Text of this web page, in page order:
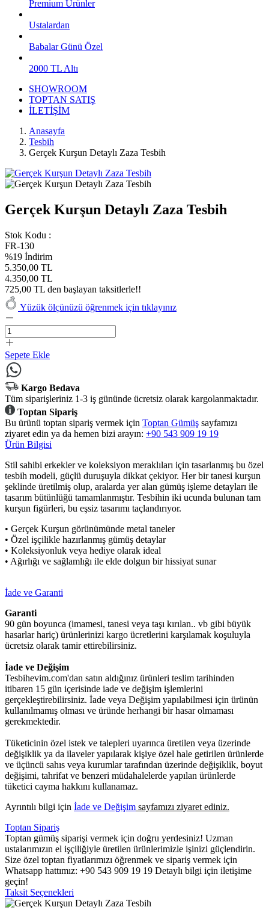
Premium Ürünler
Ustalardan
Babalar Günü Özel
2000 TL Altı
SHOWROOM
TOPTAN SATIŞ
İLETİŞİM
Anasayfa
Tesbih
Gerçek Kurşun Detaylı Zaza Tesbih
Gerçek Kurşun Detaylı Zaza Tesbih
Stok Kodu :
FR-130
%19 İndirim
5.350,00 TL
4.350,00 TL
725,00 TL den başlayan taksitlerle!!
Yüzük ölçünüzü öğrenmek için tıklayınız
Sepete Ekle
Kargo Bedava
Tüm siparişleriniz 1-3 iş gününde ücretsiz olarak kargolanmaktadır.
Toptan Sipariş
Bu ürünü toptan sipariş vermek için Toptan Gümüş sayfamızı
ziyaret edin ya da hemen bizi arayın: +90 543 909 19 19
Ürün Bilgisi
Stil sahibi erkekler ve koleksiyon meraklıları için tasarlanmış bu özel
tesbih modeli, güçlü duruşuyla dikkat çekiyor. Her bir tanesi kurşun
şeklinde üretilmiş olup, aralarda yer alan gümüş işleme detayları ile
tasarım bütünlüğü tamamlanmıştır. Tesbihin iki ucunda bulunan tam
kurşun figürleri, bu eşsiz tasarımı taçlandırıyor.
• Gerçek Kurşun görünümünde metal taneler
• Özel işçilikle hazırlanmış gümüş detaylar
• Koleksiyonluk veya hediye olarak ideal
• Ağırlığı ve sağlamlığı ile elde dolgun bir hissiyat sunar
İade ve Garanti
Garanti
90 gün boyunca (imamesi, tanesi veya taşı kırılan.. vb gibi büyük
hasarlar hariç) ürünlerinizi kargo ücretlerini karşılamak koşuluyla
ücretsiz olarak tamir ettirebilirsiniz.
İade ve Değişim
Tesbihevim.com'dan satın aldığınız ürünleri teslim tarihinden
itibaren 15 gün içerisinde iade ve değişim işlemlerini
gerçekleştirebilirsiniz. İade veya Değişim yapılabilmesi için ürünün
kullanılmamış olması ve üründe herhangi bir hasar olmaması
gerekmektedir.
Tüketicinin özel istek ve talepleri uyarınca üretilen veya üzerinde
değişiklik ya da ilaveler yapılarak kişiye özel hale getirilen ürünlerde
ve üçüncü sahıs veya kurumlar tarafından üzerinde değişiklik, boyut
değişimi, tahrifat ve benzeri müdahalelerde yapılan ürünlerde
tüketici cayma hakkını kullanamaz.
Ayrıntılı bilgi için İade ve Değişim sayfamızı ziyaret ediniz.
Toptan Sipariş
Toptan gümüş siparişi vermek için doğru yerdesiniz! Uzman
ustalarımızın el işçiliğiyle üretilen ürünlerimizle işinizi güçlendirin.
Size özel toptan fiyatlarımızı öğrenmek ve sipariş vermek için
Whatsapp hattımız: +90 543 909 19 19 Detaylı bilgi için iletişime
geçin!
Taksit Seçenekleri